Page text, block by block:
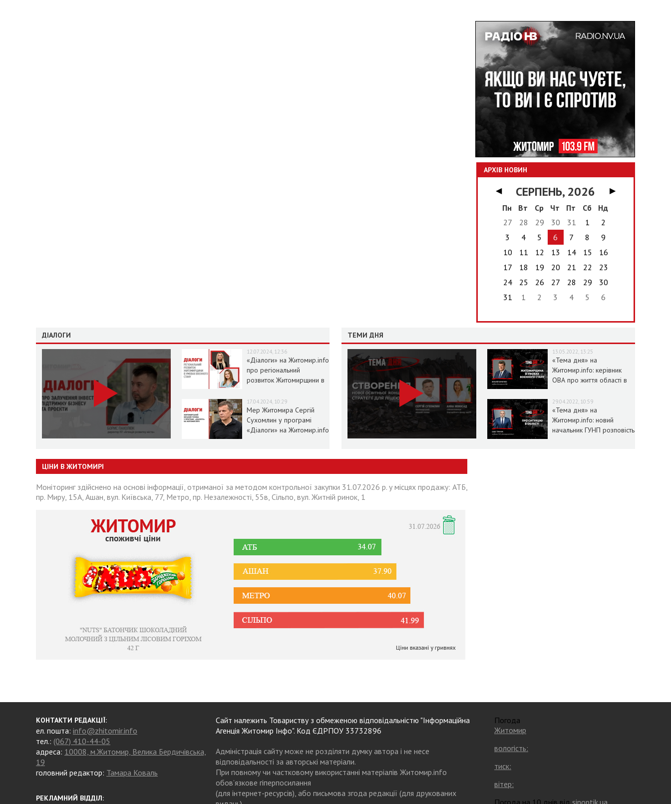
АРХІВ НОВИН
◀ СЕРПЕНЬ, 2026
▶
Пн
Вт Ср Чт Пт Сб
Нд
27
28 29 30 31 1
2
3
4 5 6 7 8
9
10
11 12 13 14 15
16
17
18 19 20 21 22
23
24
25 26 27 28 29
30
31
1 2 3 4 5 6
ДІАЛОГИ
12.07.2024, 12:36
«Діалоги» на Житомир.info
про регіональний
розвиток Житомирщини в
17.04.2024, 10:29
Мер Житомира Сергій
Сухомлин у програмі
«Діалоги» на Житомир.info
ТЕМИ ДНЯ
13.05.2022, 13:25
«Тема дня» на
Житомир.info: керівник
ОВА про життя області в
29.04.2022, 10:59
«Тема дня» на
Житомир.info: новий
начальник ГУНП розповість
ЦІНИ В ЖИТОМИРІ
Моніторинг здійснено на основі інформації, отриманої за методом контрольної закупки 31.07.2026 р. у місцях продажу: АТБ,
пр. Миру, 15А, Ашан, вул. Київська, 77, Метро, пр. Незалежності, 55в, Сільпо, вул. Житній ринок, 1
КОНТАКТИ РЕДАКЦІЇ:
ел. пошта: info@zhitomir.info
тел.: (067) 410-44-05
адреса: 10008, м.Житомир, Велика Бердичівська,
19
головний редактор: Тамара Коваль
РЕКЛАМНИЙ ВІДДІЛ:
Сайт належить Товариству з обмеженою відповідальністю "Інформаційна
Агенція Житомир Інфо". Код ЄДРПОУ 33732896
Адміністрація сайту може не розділяти думку автора і не несе
відповідальності за авторські матеріали.
При повному чи частковому використанні матеріалів Житомир.info
обов’язкове гіперпосилання
(для інтернет-ресурсів), або письмова згода редакції (для друкованих
Погода
Житомир
вологість:
тиск:
вітер:
Погода на 10 днів від sinoptik.ua